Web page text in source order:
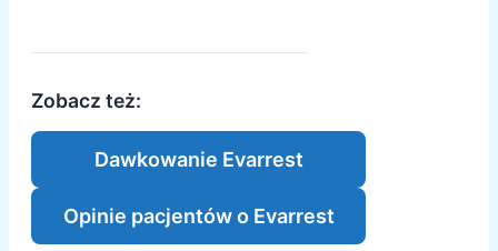
Zobacz też:
Dawkowanie Evarrest
Opinie pacjentów o Evarrest